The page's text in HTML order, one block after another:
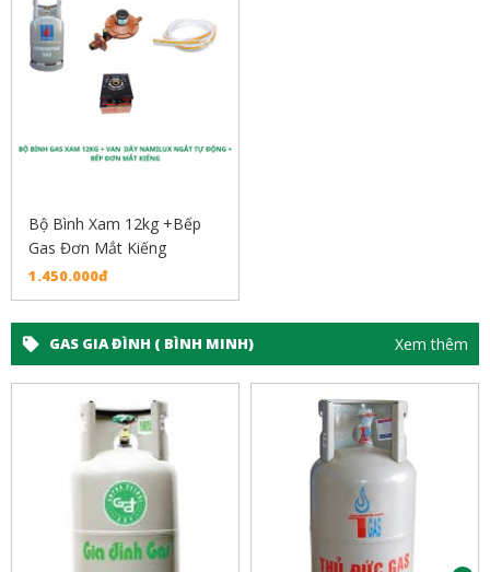
Bộ Bình Xam 12kg +Bếp
Gas Đơn Mắt Kiếng
1.450.000đ
GAS GIA ĐÌNH ( BÌNH MINH) Xem thêm